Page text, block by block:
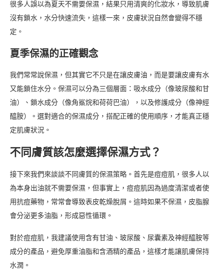
很多人誤以為夏天不需要保濕，結果只用清爽的化妝水，導致肌膚
沒有鎖水，水分快速流失，這樣一來，皮膚狀況自然會變得不穩
定。
夏季保濕的正確觀念
我們常常說保濕，但其實它不只是在讓皮膚油，而是要讓皮膚有水
又能鎖住水分。保濕可以分為三個層面：吸水成分（像玻尿酸和甘
油）、鎖水成分（像角鯊烷和荷荷巴油），以及修護成分（像神經
醯胺）。選對適合的保濕成分，搭配正確的使用順序，才能真正穩
定肌膚狀況。
不同膚質該怎麼選擇保濕方式？
接下來我們來談談不同膚質的保濕策略。首先是痘痘肌，很多人以
為本身出油就不需要保濕，但事實上，痘痘肌因為過度清潔或者使
用抗痘藥物，常常會導致表皮乾燥脫屑。這時如果不保濕，皮脂腺
會分泌更多油脂，形成惡性循環。
對於痘痘肌，我建議使用含有甘油、玻尿酸、尿囊素及神經醯胺等
成分的產品，避免厚重油脂和含酒精的產品，這樣才能讓肌膚保持
水潤。